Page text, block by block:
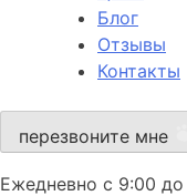
Блог
Отзывы
Контакты
перезвоните мне
Ежедневно с 9:00